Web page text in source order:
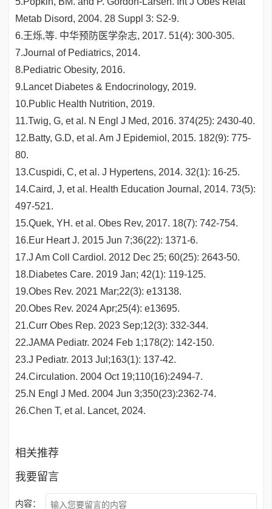
Metab Disord, 2004. 28 Suppl 3: S2-9.
6.王烁,等. 中华预防医学杂志, 2017. 51(4): 300-305.
7.Journal of Pediatrics, 2014.
8.Pediatric Obesity, 2016.
9.Lancet Diabetes & Endocrinology, 2019.
10.Public Health Nutrition, 2019.
11.Twig, G, et al. N Engl J Med, 2016. 374(25): 2430-40.
12.Batty, G.D, et al. Am J Epidemiol, 2015. 182(9): 775-
80.
13.Cuspidi, C, et al. J Hypertens, 2014. 32(1): 16-25.
14.Caird, J, et al. Health Education Journal, 2014. 73(5):
497-521.
15.Quek, YH. et al. Obes Rev, 2017. 18(7): 742-754.
16.Eur Heart J. 2015 Jun 7;36(22): 1371-6.
17.J Am Coll Cardiol. 2012 Dec 25; 60(25): 2643-50.
18.Diabetes Care. 2019 Jan; 42(1): 119-125.
19.Obes Rev. 2021 Mar;22(3): e13138.
20.Obes Rev. 2024 Apr;25(4): e13695.
21.Curr Obes Rep. 2023 Sep;12(3): 332-344.
22.JAMA Pediatr. 2024 Feb 1;178(2): 142-150.
23.J Pediatr. 2013 Jul;163(1): 137-42.
24.Circulation. 2004 Oct 19;110(16):2494-7.
25.N Engl J Med. 2004 Jun 3;350(23):2362-74.
26.Chen T, et al. Lancet, 2024.
相关推荐
我要留言
内容：